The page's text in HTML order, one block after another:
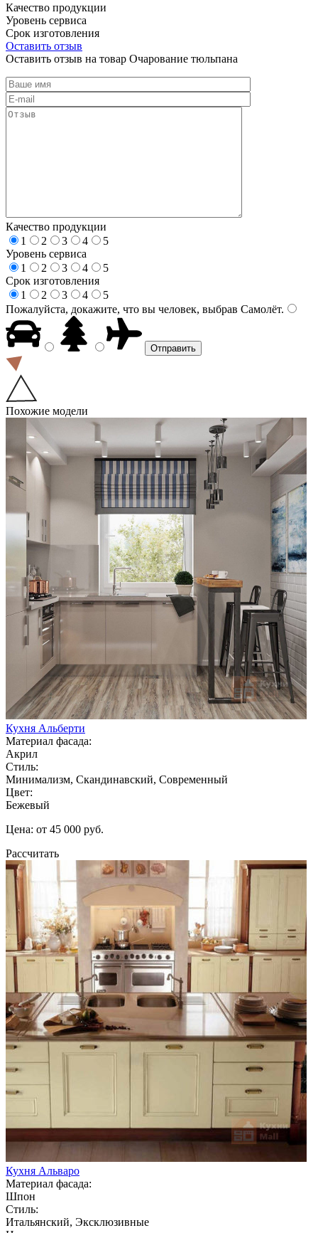
Качество продукции
Уровень сервиса
Срок изготовления
Оставить отзыв
Оставить отзыв на товар Очарование тюльпана
Качество продукции
1
2 3 4
5
Уровень сервиса
1
2 3 4
5
Срок изготовления
1
2 3 4
5
Пожалуйста, докажите, что вы человек, выбрав Самолёт.
Похожие модели
Кухня Альберти
Материал фасада:
Акрил
Стиль:
Минимализм, Скандинавский, Современный
Цвет:
Бежевый
Цена: от 45 000 руб.
Рассчитать
Кухня Альваро
Материал фасада:
Шпон
Стиль:
Итальянский, Эксклюзивные